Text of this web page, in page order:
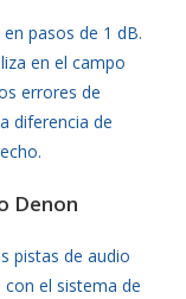
pasos de 1 dB.
en el campo
errores de
diferencia de
Denon
pistas de audio
el sistema de